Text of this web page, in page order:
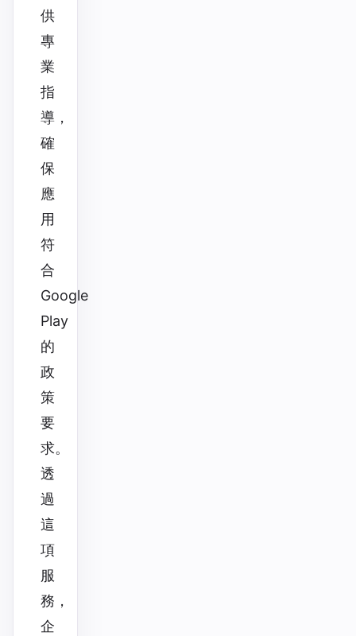
供
專
業
指
導，
確
保
應
用
符
合
Google
Play
的
政
策
要
求。
透
過
這
項
服
務，
企